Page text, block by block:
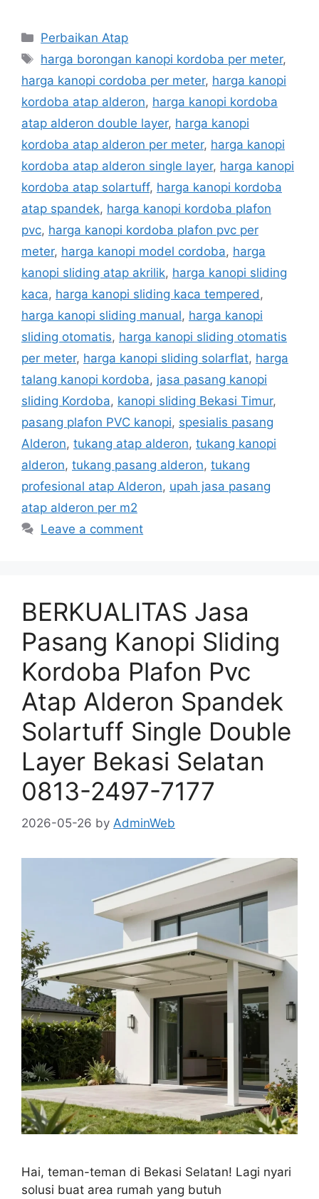
Categories
Perbaikan Atap
Tags
harga borongan kanopi kordoba per meter,
harga kanopi cordoba per meter, harga kanopi
kordoba atap alderon, harga kanopi kordoba
atap alderon double layer, harga kanopi
kordoba atap alderon per meter, harga kanopi
kordoba atap alderon single layer, harga kanopi
kordoba atap solartuff, harga kanopi kordoba
atap spandek, harga kanopi kordoba plafon
pvc, harga kanopi kordoba plafon pvc per
meter, harga kanopi model cordoba, harga
kanopi sliding atap akrilik, harga kanopi sliding
kaca, harga kanopi sliding kaca tempered,
harga kanopi sliding manual, harga kanopi
sliding otomatis, harga kanopi sliding otomatis
per meter, harga kanopi sliding solarflat, harga
talang kanopi kordoba, jasa pasang kanopi
sliding Kordoba, kanopi sliding Bekasi Timur,
pasang plafon PVC kanopi, spesialis pasang
Alderon, tukang atap alderon, tukang kanopi
alderon, tukang pasang alderon, tukang
profesional atap Alderon, upah jasa pasang
atap alderon per m2
Leave a comment
BERKUALITAS Jasa
Pasang Kanopi Sliding
Kordoba Plafon Pvc
Atap Alderon Spandek
Solartuff Single Double
Layer Bekasi Selatan
0813-2497-7177
2026-05-26 by AdminWeb
Hai, teman-teman di Bekasi Selatan! Lagi nyari
solusi buat area rumah yang butuh